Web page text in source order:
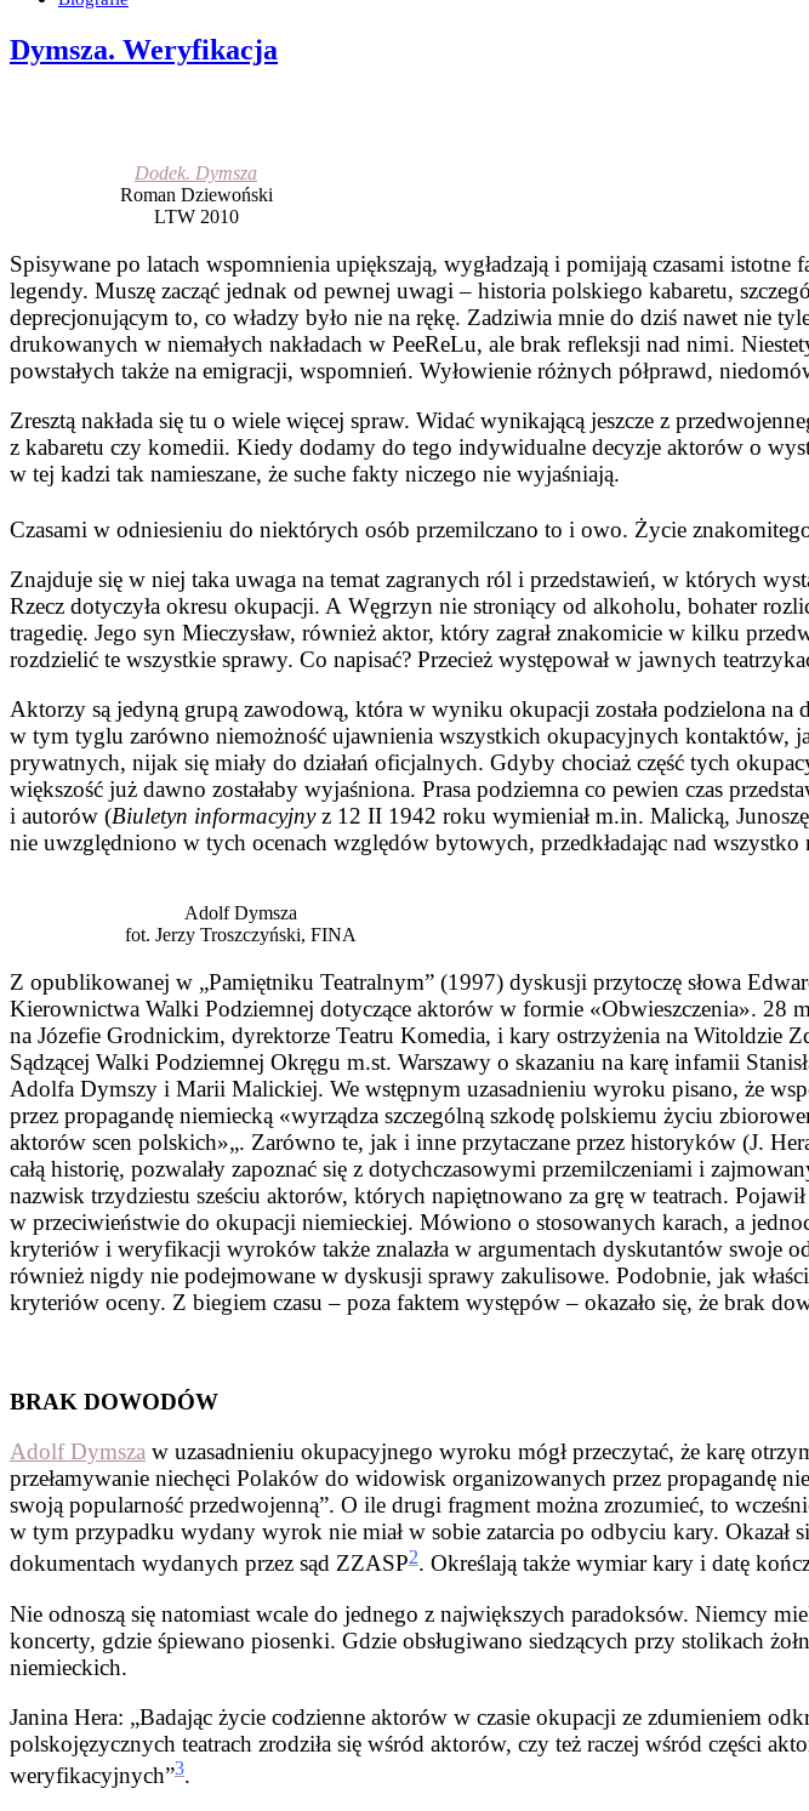
Dymsza. Weryfikacja
Dodek. Dymsza
Roman Dziewoński
LTW 2010
Spisywane po latach wspomnienia upiększają, wygładzają i pomijają czasami
legendy. Muszę zacząć jednak od pewnej uwagi – historia polskiego kabaretu,
deprecjonującym to, co władzy było nie na rękę. Zadziwia mnie do dziś nawet nie
drukowanych w niemałych nakładach w PeeReLu, ale brak refleksji nad nimi.
powstałych także na emigracji, wspomnień. Wyłowienie różnych półprawd,
Zresztą nakłada się tu o wiele więcej spraw. Widać wynikającą jeszcze z
z kabaretu czy komedii. Kiedy dodamy do tego indywidualne decyzje aktorów o
w tej kadzi tak namieszane, że suche fakty niczego nie wyjaśniają.
Czasami w odniesieniu do niektórych osób przemilczano to i owo. Życie
Znajduje się w niej taka uwaga na temat zagranych ról i przedstawień, w których
Rzecz dotyczyła okresu okupacji. A Węgrzyn nie stroniący od alkoholu, bohater
tragedię. Jego syn Mieczysław, również aktor, który zagrał znakomicie w kilku
rozdzielić te wszystkie sprawy. Co napisać? Przecież występował w jawnych
Aktorzy są jedyną grupą zawodową, która w wyniku okupacji została podzielona
w tym tyglu zarówno niemożność ujawnienia wszystkich okupacyjnych kontaktów,
prywatnych, nijak się miały do działań oficjalnych. Gdyby chociaż część tych
większość już dawno zostałaby wyjaśniona. Prasa podziemna co pewien czas
i autorów (Biuletyn informacyjnyz 12 II 1942 roku wymieniał m.in. Malicką,
nie uwzględniono w tych ocenach względów bytowych, przedkładając nad
Adolf Dymsza
fot. Jerzy Troszczyński, FINA
Z opublikowanej w „Pamiętniku Teatralnym” (1997) dyskusji przytoczę słowa
Kierownictwa Walki Podziemnej dotyczące aktorów w formie «Obwieszczenia».
na Józefie Grodnickim, dyrektorze Teatru Komedia, i kary ostrzyżenia na
Sądzącej Walki Podziemnej Okręgu m.st. Warszawy o skazaniu na karę infamii
Adolfa Dymszy i Marii Malickiej. We wstępnym uzasadnieniu wyroku pisano, że
przez propagandę niemiecką «wyrządza szczególną szkodę polskiemu życiu
aktorów scen polskich»„. Zarówno te, jak i inne przytaczane przez historyków (J.
całą historię, pozwalały zapoznać się z dotychczasowymi przemilczeniami i
nazwisk trzydziestu sześciu aktorów, których napiętnowano za grę w teatrach.
w przeciwieństwie do okupacji niemieckiej. Mówiono o stosowanych karach, a
kryteriów i weryfikacji wyroków także znalazła w argumentach dyskutantów swoje
również nigdy nie podejmowane w dyskusji sprawy zakulisowe. Podobnie, jak
kryteriów oceny. Z biegiem czasu – poza faktem występów – okazało się, że brak
BRAK DOWODÓW
Adolf Dymsza w uzasadnieniu okupacyjnego wyroku mógł przeczytać, że karę
przełamywanie niechęci Polaków do widowisk organizowanych przez propagandę
swoją popularność przedwojenną”. O ile drugi fragment można zrozumieć, to
w tym przypadku wydany wyrok nie miał w sobie zatarcia po odbyciu kary. Okazał
dokumentach wydanych przez sąd ZZASP2. Określają także wymiar kary i datę
Nie odnoszą się natomiast wcale do jednego z największych paradoksów. Niemcy
koncerty, gdzie śpiewano piosenki. Gdzie obsługiwano siedzących przy stolikach
niemieckich.
Janina Hera: „Badając życie codzienne aktorów w czasie okupacji ze zdumieniem
polskojęzycznych teatrach zrodziła się wśród aktorów, czy też raczej wśród części
weryfikacyjnych”3.